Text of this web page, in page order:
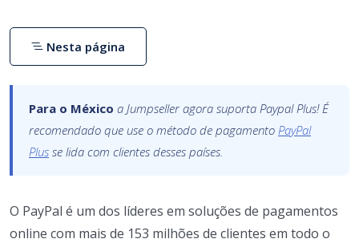
Para o México a Jumpseller agora suporta Paypal Plus! É
recomendado que use o método de pagamento PayPal
Plus se lida com clientes desses países.
O PayPal é um dos líderes em soluções de pagamentos
online com mais de 153 milhões de clientes em todo o
Nesta página